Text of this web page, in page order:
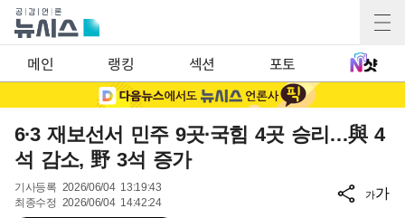
메인 랭킹 섹션 포토
6·3 재보선서 민주 9곳·국힘 4곳 승리…與 4
석 감소, 野 3석 증가
기사등록 2026/06/04 13:19:43
최종수정 2026/06/04 14:42:24
가가